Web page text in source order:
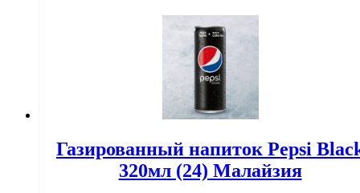
Газированный напиток Pepsi
320мл (24) Малайзия